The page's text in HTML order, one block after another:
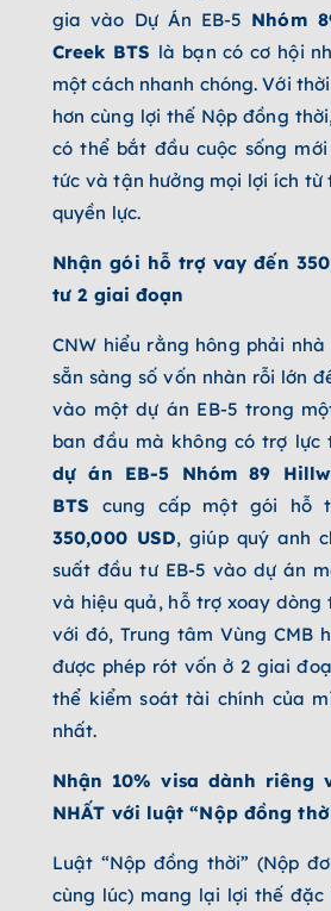
gia vào Dự Án EB-5 Nhóm
Creek BTS là bạn có cơ hội
một cách nhanh chóng. Với
hơn cùng lợi thế Nộp đồng
có thể bắt đầu cuộc sống
tức và tận hưởng mọi lợi ích từ
quyền lực.
Nhận gói hỗ trợ vay đến
tư 2 giai đoạn
CNW hiểu rằng hông phải
sẵn sàng số vốn nhàn rỗi lớn
vào một dự án EB-5 trong
ban đầu mà không có trợ lực
dự án EB-5 Nhóm89
BTS cung cấp một gói hỗ
350,000 USD, giúp quý anh
suất đầu tư EB-5 vào dự án
và hiệu quả, hỗ trợ xoay dòng
với đó, Trung tâm Vùng CMB
được phép rót vốn ở 2 giai
thể kiểm soát tài chính của
nhất.
Nhận 10% visa dành riêng
NHẤT với luật “Nộp đồng
Luật “Nộp đồng thời” (Nộp
cùng lúc) mang lại lợi thế đặc